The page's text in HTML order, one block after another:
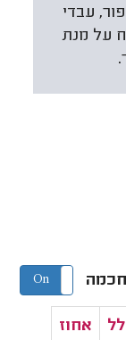
עבדי
על מנת
On Off
אחוז